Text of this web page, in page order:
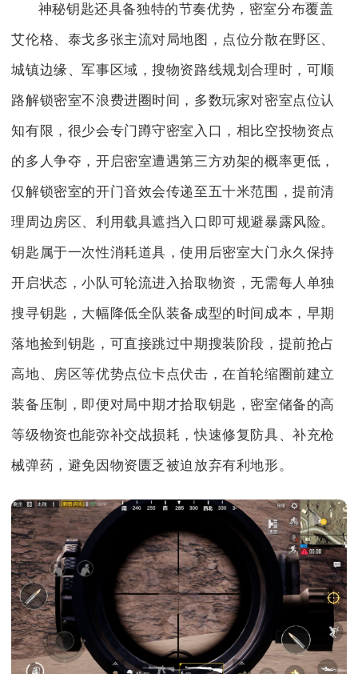
神秘钥匙还具备独特的节奏优势，密室分布覆盖
艾伦格、泰戈多张主流对局地图，点位分散在野区、
城镇边缘、军事区域，搜物资路线规划合理时，可顺
路解锁密室不浪费进圈时间，多数玩家对密室点位认
知有限，很少会专门蹲守密室入口，相比空投物资点
的多人争夺，开启密室遭遇第三方劝架的概率更低，
仅解锁密室的开门音效会传递至五十米范围，提前清
理周边房区、利用载具遮挡入口即可规避暴露风险。
钥匙属于一次性消耗道具，使用后密室大门永久保持
开启状态，小队可轮流进入拾取物资，无需每人单独
搜寻钥匙，大幅降低全队装备成型的时间成本，早期
落地捡到钥匙，可直接跳过中期搜装阶段，提前抢占
高地、房区等优势点位卡点伏击，在首轮缩圈前建立
装备压制，即便对局中期才拾取钥匙，密室储备的高
等级物资也能弥补交战损耗，快速修复防具、补充枪
械弹药，避免因物资匮乏被迫放弃有利地形。